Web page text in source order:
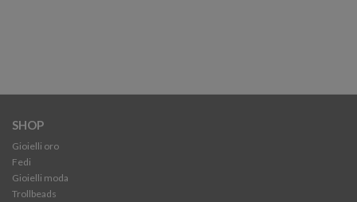
SHOP
Gioielli oro
Fedi
Gioielli moda
Trollbeads